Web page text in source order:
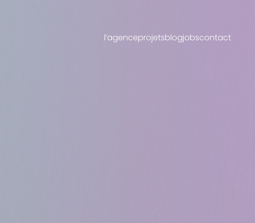
l’agenceprojetsblogjobscontact